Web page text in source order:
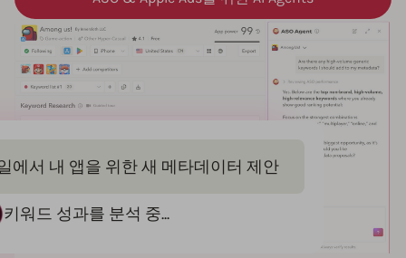
에서 내 앱을 위한 새 메타데이터 제안
키워드 성과를 분석 중...